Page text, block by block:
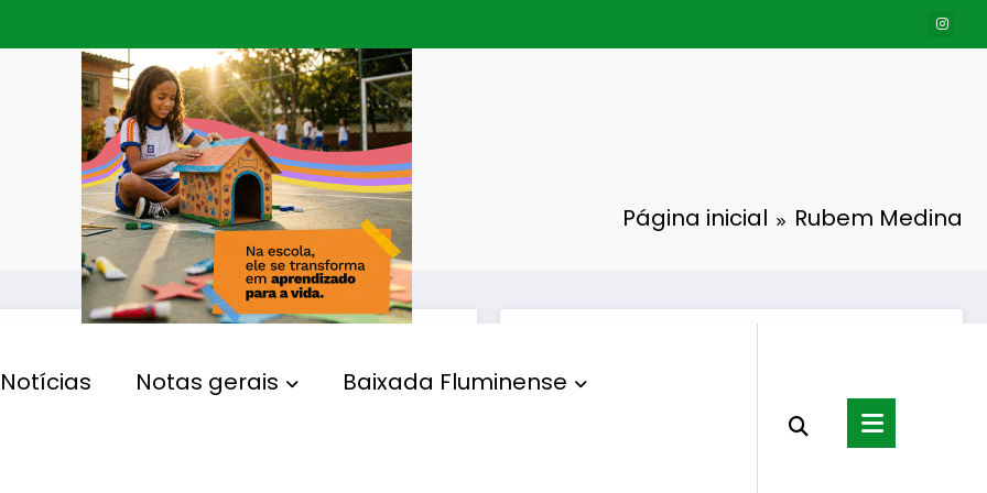
Notícias Notas gerais Baixada Fluminense
Página inicial Rubem Medina
POLÍTICA